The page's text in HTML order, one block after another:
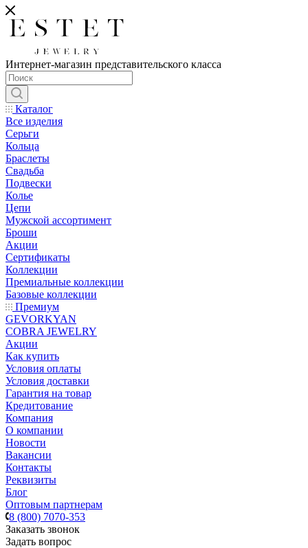
Интернет-магазин представительского класса
Каталог
Все изделия
Серьги
Кольца
Браслеты
Свадьба
Подвески
Колье
Цепи
Мужской ассортимент
Броши
Акции
Сертификаты
Коллекции
Премиальные коллекции
Базовые коллекции
Премиум
GEVORKYAN
COBRA JEWELRY
Акции
Как купить
Условия оплаты
Условия доставки
Гарантия на товар
Кредитование
Компания
О компании
Новости
Вакансии
Контакты
Реквизиты
Блог
Оптовым партнерам
8 (800) 7070-353
Заказать звонок
Задать вопрос